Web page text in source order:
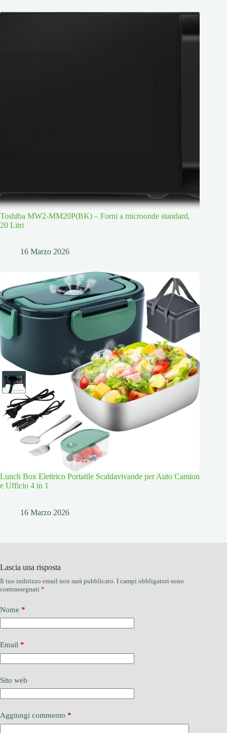
Toshiba MW2-MM20P(BK) – Forni a microonde standard,
20 Litri
16 Marzo 2026
Lunch Box Elettrico Portatile Scaldavivande per Auto Camion
e Ufficio 4 in 1
16 Marzo 2026
Lascia una risposta
Il tuo indirizzo email non sarà pubblicato. I campi obbligatori sono
contrassegnati *
Nome *
Email *
Sito web
Aggiungi commento *